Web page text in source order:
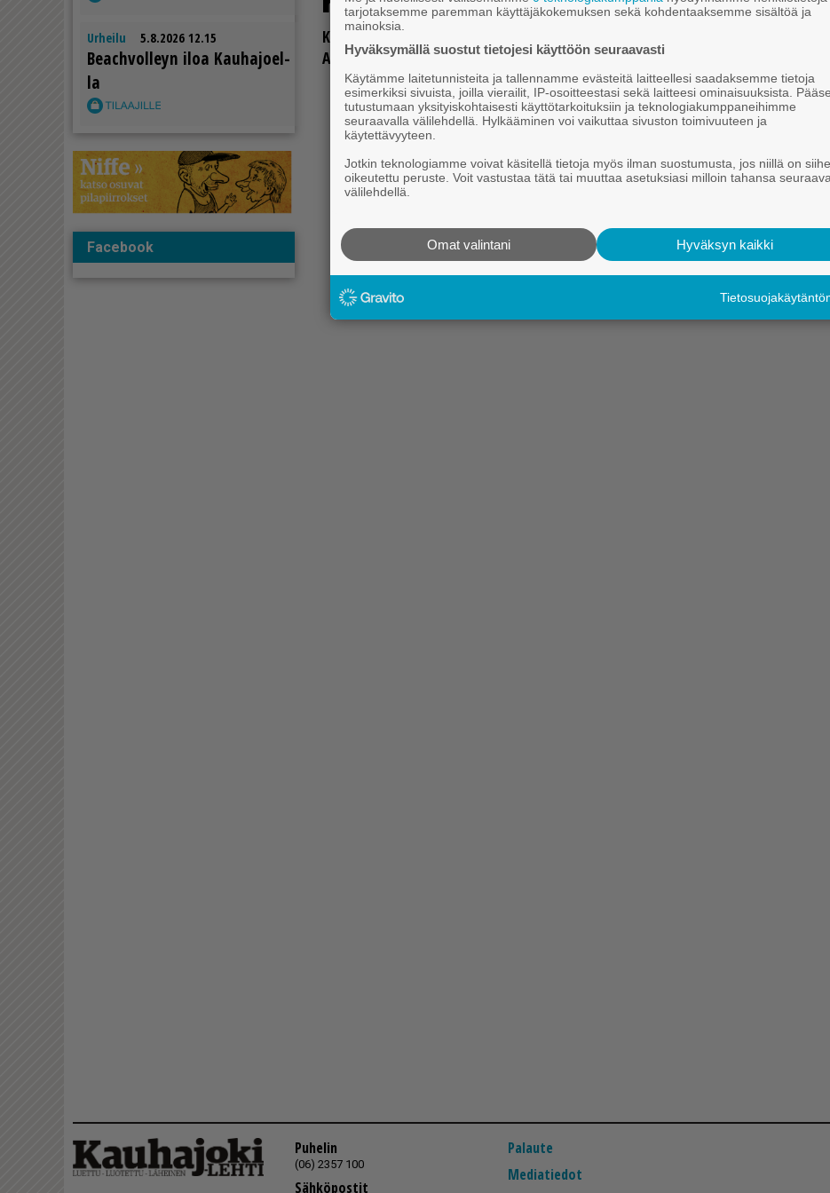
Urheilu 5.8.2026 12.15
Be­ach­vol­leyn iloa Kau­ha­jo­el­
la
Facebook
Kau­ha­jo­en pa­lo­kun­nan väki sai tors­tai-il­ta­na hie­man en­nen puol­ta­yh­tä­tois­ta
Aron­ky­län Ase­ma­tiel­le.
Hei.
Tämä sisältö on vain Kauhajoki-lehden tilaajille.
Tilaa digitaalinen lehti tutustumistarjouksena kahdeksi kuukaudeksi 24
Puhelin
(06) 2357 100
Sähköpostit
Palaute
Mediatiedot
tarjotaksemme paremman käyttäjäkokemuksen sekä kohdentaaksemme sisältöä ja
mainoksia.
Hyväksymällä suostut tietojesi käyttöön seuraavasti
Käytämme laitetunnisteita ja tallennamme evästeitä laitteellesi saadaksemme tietoja
esimerkiksi sivuista, joilla vierailit, IP-osoitteestasi sekä laitteesi ominaisuuksista.
tutustumaan yksityiskohtaisesti käyttötarkoituksiin ja teknologiakumppaneihimme
seuraavalla välilehdellä. Hylkääminen voi vaikuttaa sivuston toimivuuteen ja
käytettävyyteen.
Jotkin teknologiamme voivat käsitellä tietoja myös ilman suostumusta, jos niillä on
oikeutettu peruste. Voit vastustaa tätä tai muuttaa asetuksiasi milloin tahansa
välilehdellä.
Hyväksyn kaikki
Omat valintani